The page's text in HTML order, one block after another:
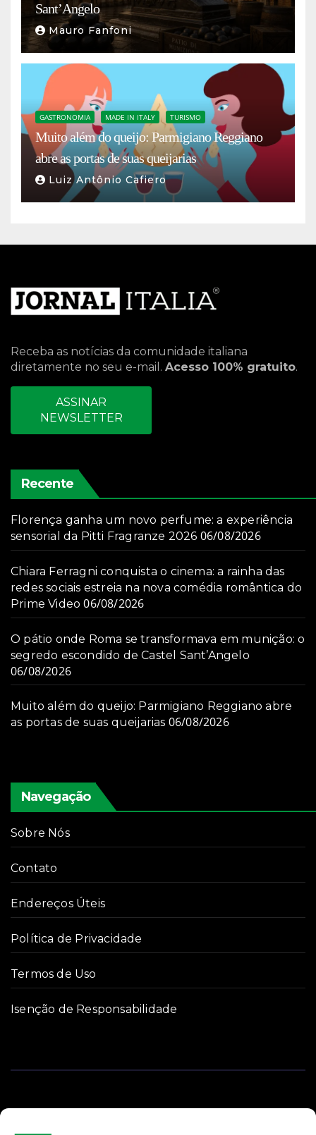
Sant’Angelo
Mauro Fanfoni
GASTRONOMIA MADE IN ITALY TURISMO
Muito além do queijo: Parmigiano Reggiano
abre as portas de suas queijarias
Luiz Antônio Cafiero
Receba as notícias da comunidade italiana
diretamente no seu e-mail. Acesso 100% gratuito.
ASSINAR
NEWSLETTER
Recente
Florença ganha um novo perfume: a experiência
sensorial da Pitti Fragranze 2026 06/08/2026
Chiara Ferragni conquista o cinema: a rainha das
redes sociais estreia na nova comédia romântica do
Prime Video 06/08/2026
O pátio onde Roma se transformava em munição: o
segredo escondido de Castel Sant’Angelo
06/08/2026
Muito além do queijo: Parmigiano Reggiano abre
as portas de suas queijarias 06/08/2026
Navegação
Sobre Nós
Contato
Endereços Úteis
Política de Privacidade
Termos de Uso
Isenção de Responsabilidade